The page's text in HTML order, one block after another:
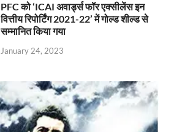
PFC को ‘ICAI अवार्ड्स फॉर एक्सीलेंस इन
वित्तीय रिपोर्टिंग 2021-22’ में गोल्ड शील्ड से
सम्मानित किया गया
January 24, 2023